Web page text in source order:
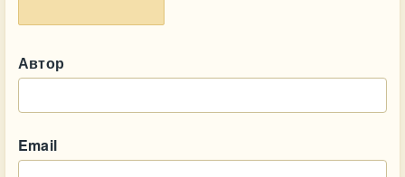
Автор
Email